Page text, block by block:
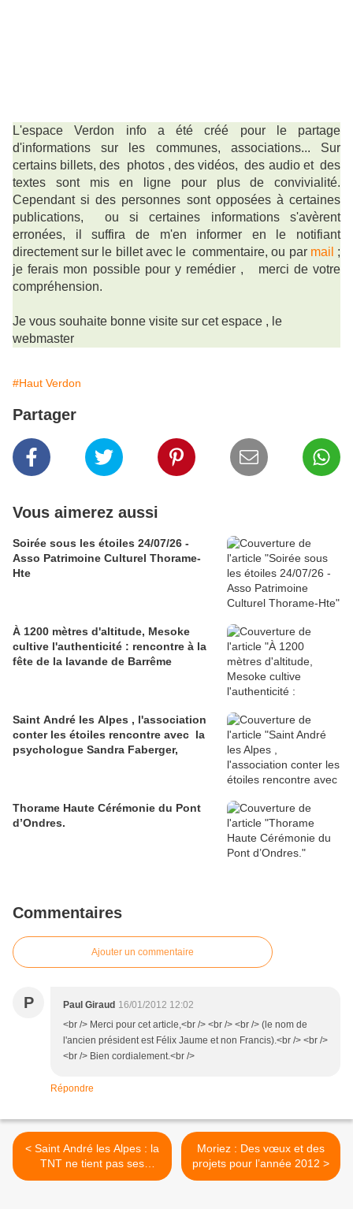
L'espace Verdon info a été créé pour le partage
d'informations sur les communes, associations... Sur
certains billets, des photos , des vidéos, des audio et des
textes sont mis en ligne pour plus de convivialité.
Cependant si des personnes sont opposées à certaines
publications, ou si certaines informations s'avèrent
erronées, il suffira de m'en informer en le notifiant
directement sur le billet avec le commentaire, ou par mail ;
je ferais mon possible pour y remédier ,
merci de votre
compréhension.
Je vous souhaite bonne visite sur cet espace , le
webmaster
#Haut Verdon
Partager
Vous aimerez aussi
Soirée sous les étoiles 24/07/26 -
Asso Patrimoine Culturel Thorame-
Hte
À 1200 mètres d'altitude, Mesoke
cultive l'authenticité : rencontre à la
fête de la lavande de Barrême
Saint André les Alpes , l'association
conter les étoiles rencontre avec la
psychologue Sandra Faberger,
Thorame Haute Cérémonie du Pont
d’Ondres.
Commentaires
Ajouter un commentaire
P Paul Giraud 16/01/2012 12:02
<br /> Merci pour cet article,<br /> <br /> <br /> (le nom de
l'ancien président est Félix Jaume et non Francis).<br /> <br />
<br /> Bien cordialement.<br />
Répondre
< Saint André les Alpes : la
TNT ne tient pas ses
promesses , le fossé entre
Moriez : Des vœux et des
projets pour l’année 2012 >